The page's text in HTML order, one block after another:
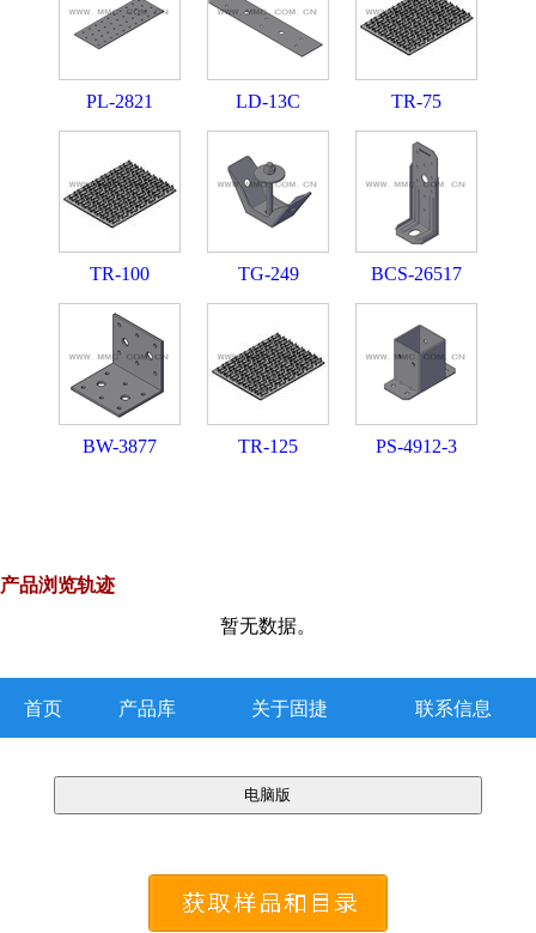
PL-2821 LD-13C TR-75
TR-100 TG-249 BCS-26517
BW-3877 TR-125 PS-4912-3
产品浏览轨迹
暂无数据。
首页 产品库 关于固捷 联系信息